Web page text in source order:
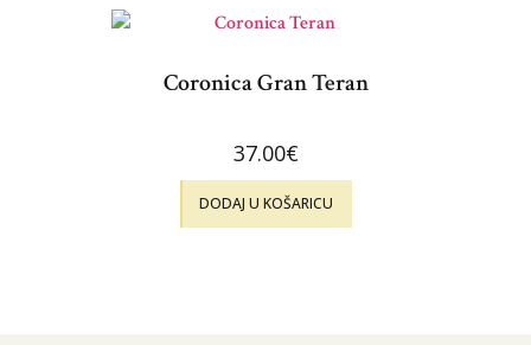
Coronica Gran Teran
37.00€
DODAJ U KOŠARICU